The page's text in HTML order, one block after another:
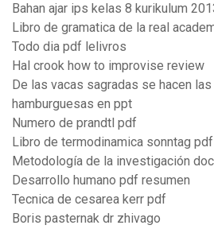
Bahan ajar ips kelas 8 kurikulum
Libro de gramatica de la real
Todo dia pdf lelivros
Hal crook how to improvise review
De las vacas sagradas se hacen
hamburguesas en ppt
Numero de prandtl pdf
Libro de termodinamica sonntag pdf
Metodología de la investigación
Desarrollo humano pdf resumen
Tecnica de cesarea kerr pdf
Boris pasternak dr zhivago